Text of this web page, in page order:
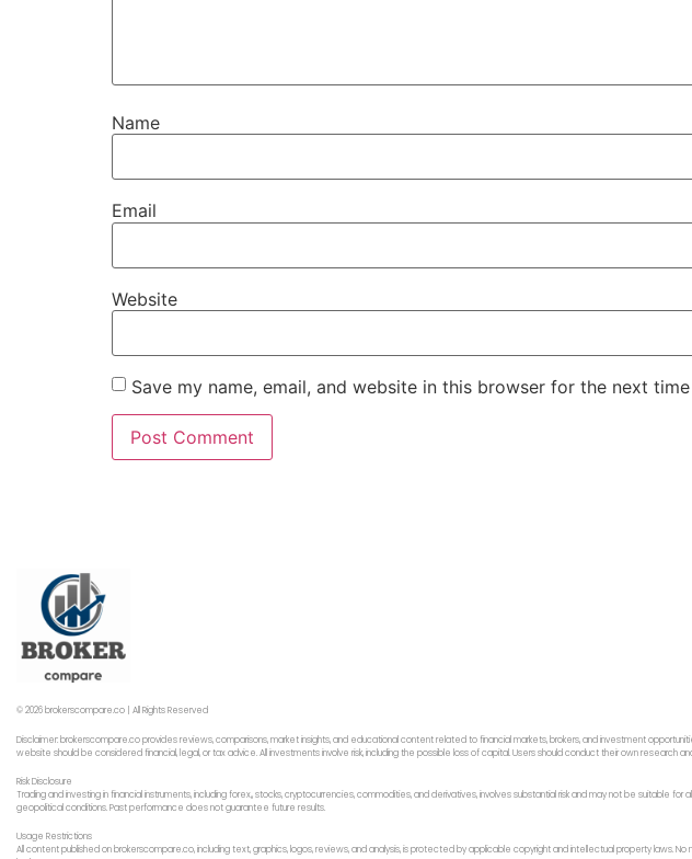
Name
Email
Website
Save my name, email, and website in this browser for the next
© 2026 brokerscompare.co | All Rights Reserved
Disclaimer: brokerscompare.co provides reviews, comparisons, market insights, and educational content related to financial markets, brokers, and investment
website should be considered financial, legal, or tax advice. All investments involve risk, including the possible loss of capital. Users should conduct their own research
Risk Disclosure
Trading and investing in financial instruments, including forex,, stocks, cryptocurrencies, commodities, and derivatives, involves substantial risk and may not be
geopolitical conditions. Past performance does not guarantee future results.
Usage Restrictions
All content published on brokerscompare.co, including text, graphics, logos, reviews, and analysis, is protected by applicable copyright and intellectual property